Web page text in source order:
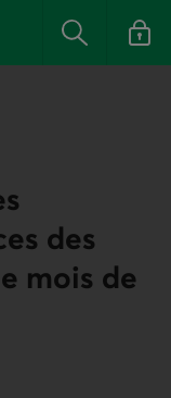
Rechercher
Se
des
mois de